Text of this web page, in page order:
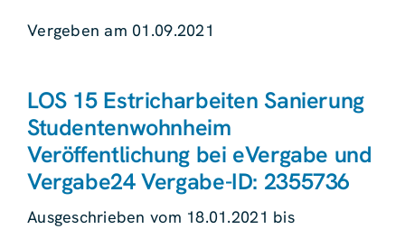
Vergeben am 01.09.2021
LOS 15 Estricharbeiten Sanierung
Studentenwohnheim
Veröffentlichung bei eVergabe und
Vergabe24 Vergabe-ID: 2355736
Ausgeschrieben vom 18.01.2021 bis